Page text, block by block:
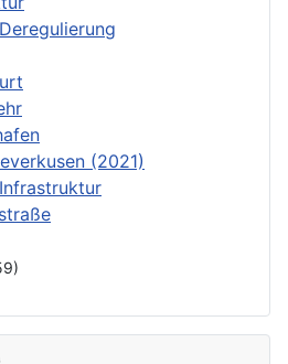
(2021)